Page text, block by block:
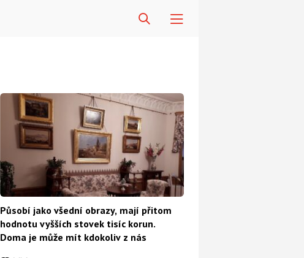
Působí jako všední obrazy, mají přitom
hodnotu vyšších stovek tisíc korun.
Doma je může mít kdokoliv z nás